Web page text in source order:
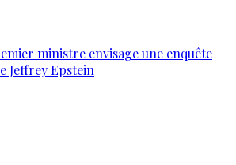
ministre envisage une enquête
Jeffrey Epstein